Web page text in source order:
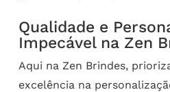
Qualidade e
Impecável na Zen
Aqui na Zen Brindes,
excelência na